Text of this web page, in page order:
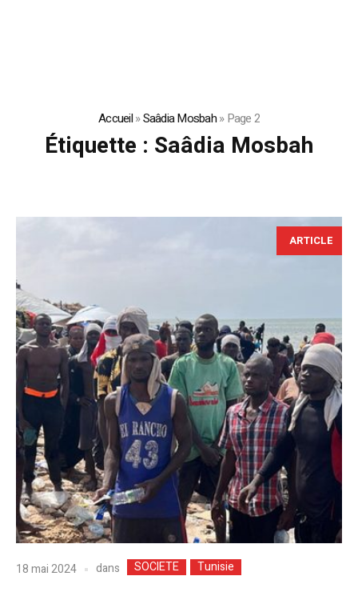
Accueil»Saâdia Mosbah»Page 2
Étiquette : Saâdia Mosbah
ARTICLE
18 mai 2024 dans SOCIETE Tunisie